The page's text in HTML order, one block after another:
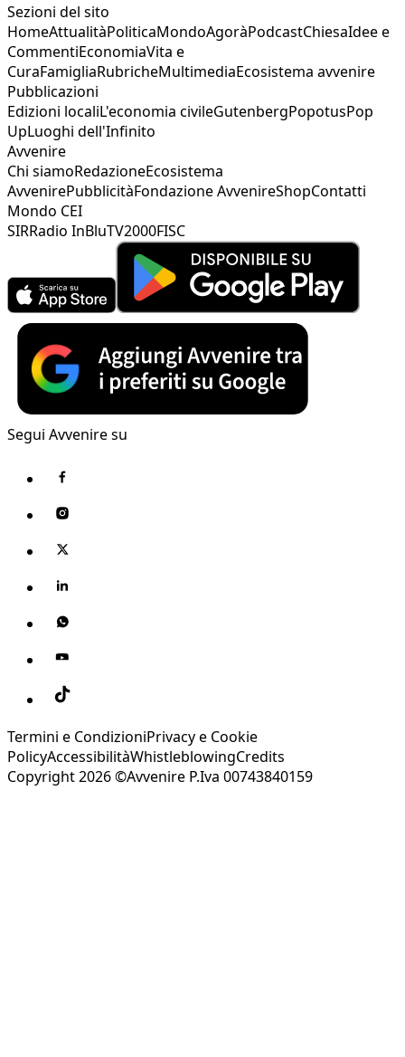
Sezioni del sito
HomeAttualitàPoliticaMondoAgoràPodcastChiesaIdee e
CommentiEconomiaVita e
CuraFamigliaRubricheMultimediaEcosistema avvenire
Pubblicazioni
Edizioni localiL'economia civileGutenbergPopotusPop
UpLuoghi dell'Infinito
Avvenire
Chi siamoRedazioneEcosistema
AvvenirePubblicitàFondazione AvvenireShopContatti
Mondo CEI
SIRRadio InBluTV2000FISC
Segui Avvenire su
Termini e CondizioniPrivacy e Cookie
PolicyAccessibilitàWhistleblowingCredits
Copyright 2026 ©Avvenire P.Iva 00743840159